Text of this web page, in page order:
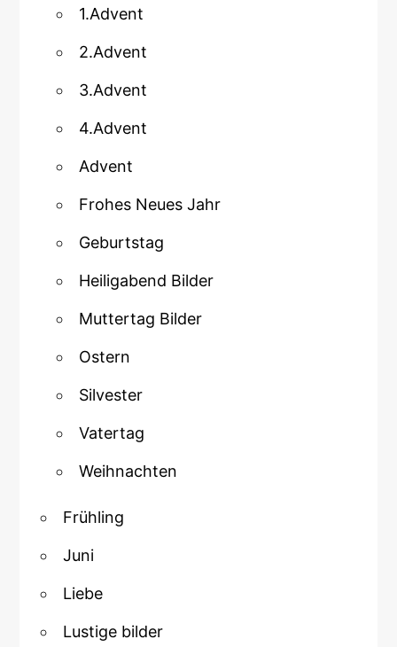
1.Advent
2.Advent
3.Advent
4.Advent
Advent
Frohes Neues Jahr
Geburtstag
Heiligabend Bilder
Muttertag Bilder
Ostern
Silvester
Vatertag
Weihnachten
Frühling
Juni
Liebe
Lustige bilder